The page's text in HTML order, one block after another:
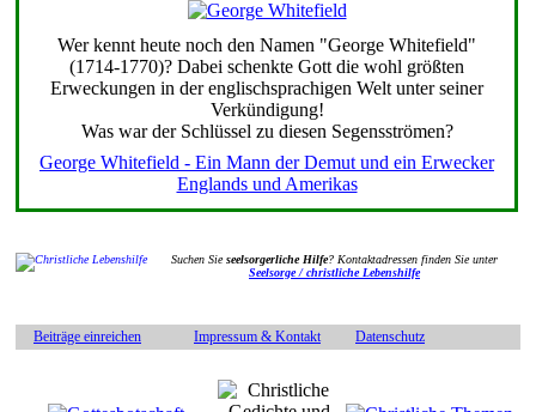
Wer kennt heute noch den Namen "George Whitefield"
(1714-1770)? Dabei schenkte Gott die wohl größten
Erweckungen in der englischsprachigen Welt unter seiner
Verkündigung!
Was war der Schlüssel zu diesen Segensströmen?
George Whitefield - Ein Mann der Demut und ein Erwecker
Englands und Amerikas
Suchen Sieseelsorgerliche Hilfe? Kontaktadressen finden Sie unter
Seelsorge / christliche Lebenshilfe
Beiträge einreichen Impressum & Kontakt Datenschutz